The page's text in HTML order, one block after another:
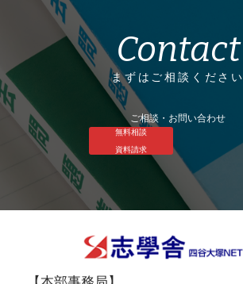
Contact
まずはご相談ください
ご相談・お問い合わせ
無料相談
資料請求